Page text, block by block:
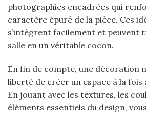
photographies encadrées qui
caractère épuré de la pièce. Ces
s’intègrent facilement et
salle en un véritable cocon.
En fin de compte, une décoration
liberté de créer un espace à la
En jouant avec les textures, les
éléments essentiels du design,